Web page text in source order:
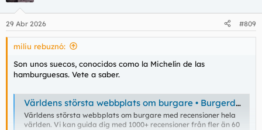
29 Abr 2026 #809
miliu rebuznó:
Son unos suecos, conocidos como la Michelín de las
hamburguesas. Vete a saber.
Världens största webbplats om burgare • Burgerdudes
Världens största webbplats om burgare med recensioner hela
världen. Vi kan guida dig med 1000+ recensioner från fler än 60